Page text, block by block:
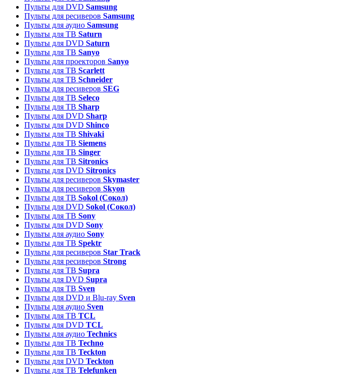
Пульты для DVD Samsung
Пульты для ресиверов Samsung
Пульты для аудио Samsung
Пульты для ТВ Saturn
Пульты для DVD Saturn
Пульты для ТВ Sanyo
Пульты для проекторов Sanyo
Пульты для ТВ Scarlett
Пульты для ТВ Schneider
Пульты для ресиверов SEG
Пульты для ТВ Seleco
Пульты для ТВ Sharp
Пульты для DVD Sharp
Пульты для DVD Shinco
Пульты для ТВ Shivaki
Пульты для ТВ Siemens
Пульты для ТВ Singer
Пульты для ТВ Sitronics
Пульты для DVD Sitronics
Пульты для ресиверов Skymaster
Пульты для ресиверов Skyon
Пульты для ТВ Sokol (Сокол)
Пульты для DVD Sokol (Сокол)
Пульты для ТВ Sony
Пульты для DVD Sony
Пульты для аудио Sony
Пульты для ТВ Spektr
Пульты для ресиверов Star Track
Пульты для ресиверов Strong
Пульты для ТВ Supra
Пульты для DVD Supra
Пульты для ТВ Sven
Пульты для DVD и Blu-ray Sven
Пульты для аудио Sven
Пульты для ТВ TCL
Пульты для DVD TCL
Пульты для аудио Technics
Пульты для ТВ Techno
Пульты для ТВ Teckton
Пульты для DVD Teckton
Пульты для ТВ Telefunken